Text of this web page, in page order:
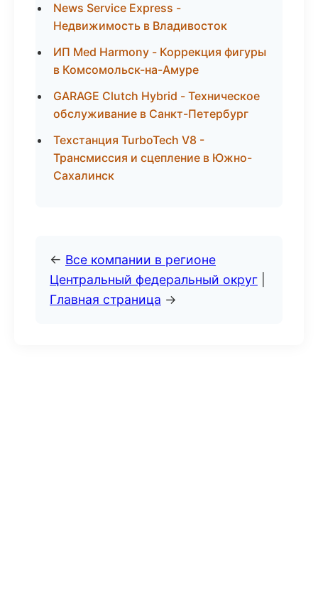
News Service Express -
Недвижимость в Владивосток
ИП Med Harmony - Коррекция фигуры
в Комсомольск-на-Амуре
GARAGE Clutch Hybrid - Техническое
обслуживание в Санкт-Петербург
Техстанция TurboTech V8 -
Трансмиссия и сцепление в Южно-
Сахалинск
← Все компании в регионе
Центральный федеральный округ
Главная страница →